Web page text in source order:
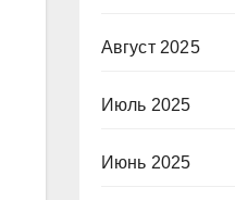
Август 2025
Июль 2025
Июнь 2025